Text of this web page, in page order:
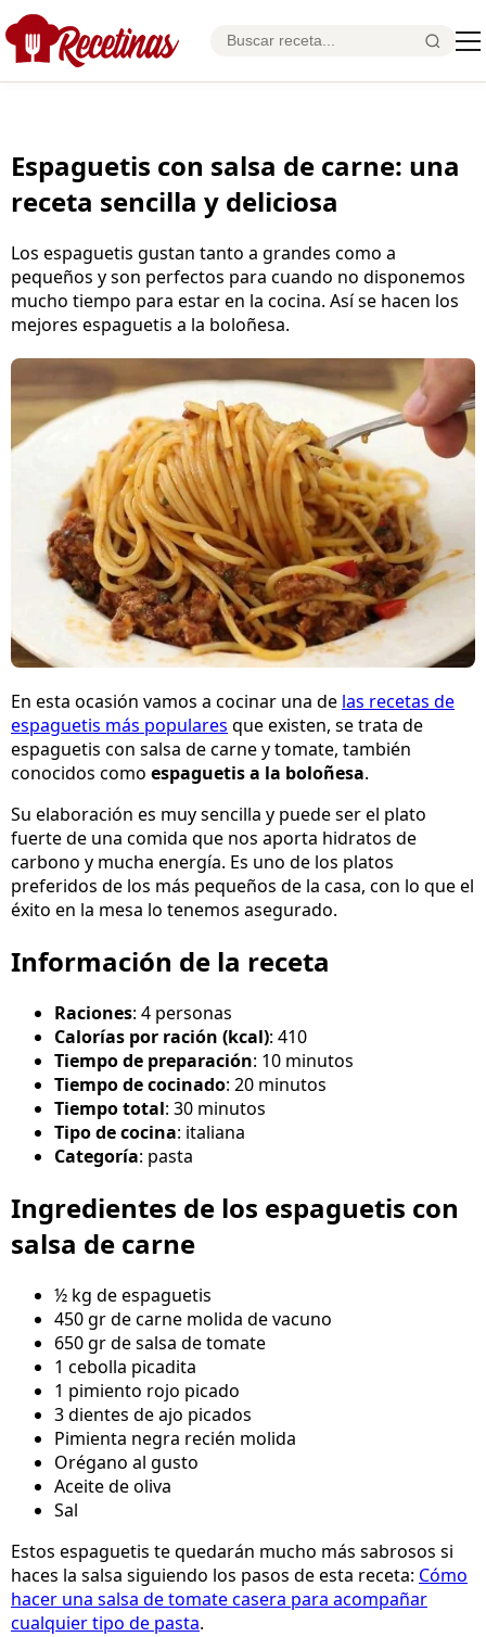
Espaguetis con salsa de carne: una
receta sencilla y deliciosa
Los espaguetis gustan tanto a grandes como a
pequeños y son perfectos para cuando no disponemos
mucho tiempo para estar en la cocina. Así se hacen los
mejores espaguetis a la boloñesa.
En esta ocasión vamos a cocinar una de las recetas de
espaguetis más populares que existen, se trata de
espaguetis con salsa de carne y tomate, también
conocidos como espaguetis a la boloñesa.
Su elaboración es muy sencilla y puede ser el plato
fuerte de una comida que nos aporta hidratos de
carbono y mucha energía. Es uno de los platos
preferidos de los más pequeños de la casa, con lo que el
éxito en la mesa lo tenemos asegurado.
Información de la receta
Raciones: 4 personas
Calorías por ración (kcal): 410
Tiempo de preparación: 10 minutos
Tiempo de cocinado: 20 minutos
Tiempo total: 30 minutos
Tipo de cocina: italiana
Categoría: pasta
Ingredientes de los espaguetis con
salsa de carne
½ kg de espaguetis
450 gr de carne molida de vacuno
650 gr de salsa de tomate
1 cebolla picadita
1 pimiento rojo picado
3 dientes de ajo picados
Pimienta negra recién molida
Orégano al gusto
Aceite de oliva
Sal
Estos espaguetis te quedarán mucho más sabrosos si
haces la salsa siguiendo los pasos de esta receta: Cómo
hacer una salsa de tomate casera para acompañar
cualquier tipo de pasta.